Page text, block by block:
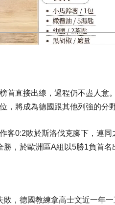
首直接出線，過程仍不盡人意
，將成為德國跟其他列強的分
客0:2敗於斯洛伐克腳下，連
勝，於歐洲區A組以5勝1負首
敗，德國教練拿高士文近一年